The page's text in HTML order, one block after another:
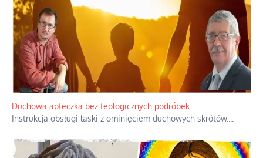
Niezwykły scenariusz bez państwowej dotacji
Reżyser Jerzy Zalewski przedstawia kulisy powstawania swoich
dokumentów, wyzwania związane z ich finansowaniem oraz
nieznane fakty dotyczące biografii...